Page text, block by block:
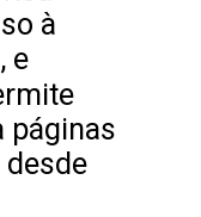
à
e
páginas
desde